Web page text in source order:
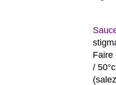
Faire
/ 50°c